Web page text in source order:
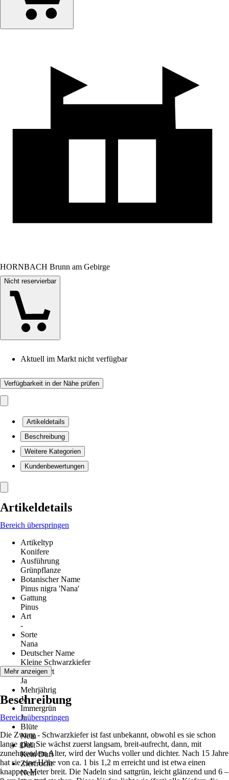
HORNBACH Brunn am Gebirge
Nicht reservierbar
Aktuell im Markt nicht verfügbar
Verfügbarkeit in der Nähe prüfen
Artikeldetails
Beschreibung
Weitere Kategorien
Kundenbewertungen
Artikeldetails
Bereich überspringen
Artikeltyp
Konifere
Ausführung
Grünpflanze
Botanischer Name
Pinus nigra 'Nana'
Gattung
Pinus
Art
-
Sorte
Nana
Deutscher Name
Kleine Schwarzkiefer
Winterhart
Ja
Mehrjährig
Ja
Immergrün
Ja
Blüte
Nein
Duft
Kein Duft
Zierfrucht
Nein
Mehr anzeigen
Beschreibung
Bereich überspringen
Die Zwerg - Schwarzkiefer ist fast unbekannt, obwohl es sie schon
lange gibt. Sie wächst zuerst langsam, breit-aufrecht, dann, mit
zunehmendem Alter, wird der Wuchs voller und dichter. Nach 15 Jahre
hat sie eine Höhe von ca. 1 bis 1,2 m erreicht und ist etwa einen
knappen Meter breit. Die Nadeln sind sattgrün, leicht glänzend und 6 –